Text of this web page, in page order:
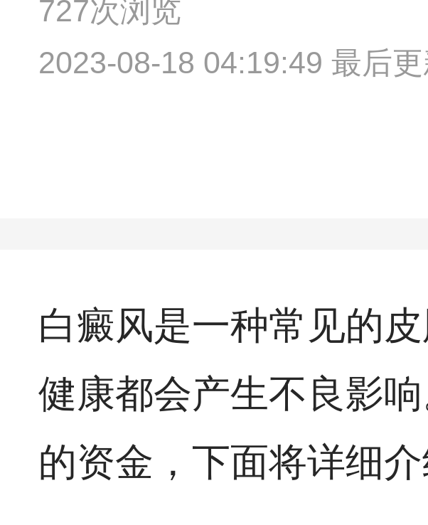
727次浏览
2023-08-18 04:19:49 最后
白癜风是一种常见的
健康都会产生不良影
的资金，下面将详细介